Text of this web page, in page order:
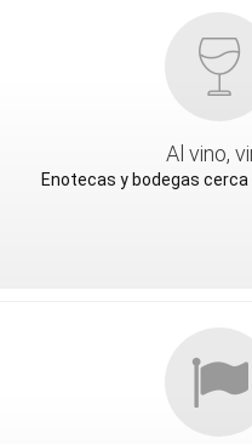
Al vino,
Enotecas y bodegas cerca